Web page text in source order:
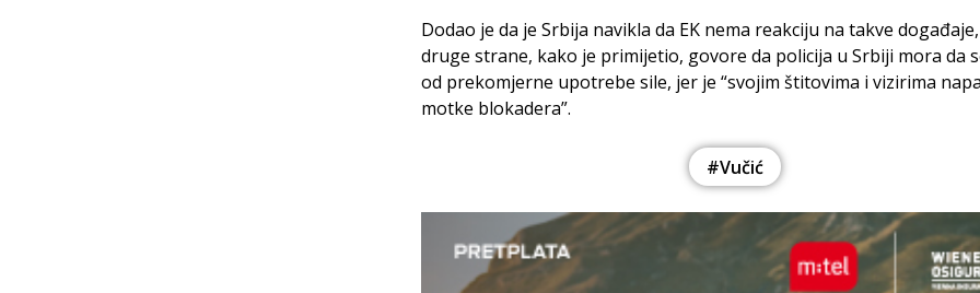
Dodao je da je Srbija navikla da EK nema reakciju na takve
druge strane, kako je primijetio, govore da policija u Srbiji mora da
od prekomjerne upotrebe sile, jer je “svojim štitovima i vizirima
motke blokadera”.
#Vučić